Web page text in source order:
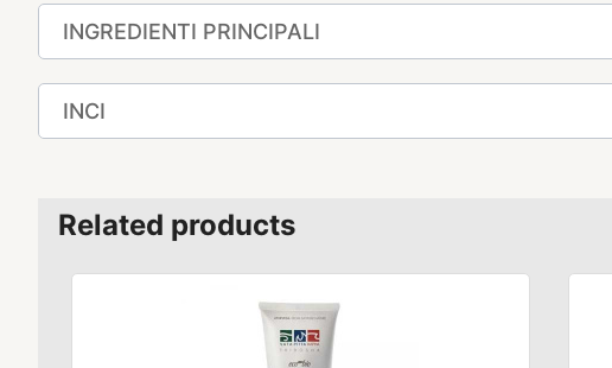
INGREDIENTI PRINCIPALI
INCI
Related products